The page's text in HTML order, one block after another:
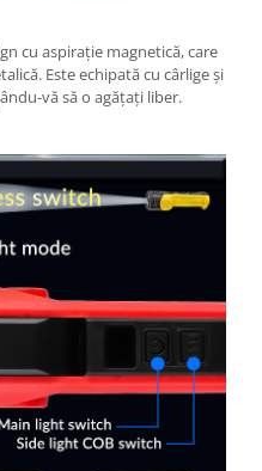
cu aspirație magnetică, care
Este echipată cu cârlige și
vă să o agățați liber.